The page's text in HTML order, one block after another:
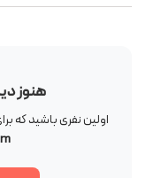
هنوز
اولین نفری باشید که